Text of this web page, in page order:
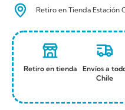
Retiro en Tienda Estación
Retiro en tienda
Envíos a
Chile